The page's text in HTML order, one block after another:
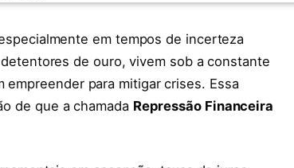
em tempos de incerteza
de ouro, vivem sob a constante
para mitigar crises. Essa
de que a chamada Repressão Financeira